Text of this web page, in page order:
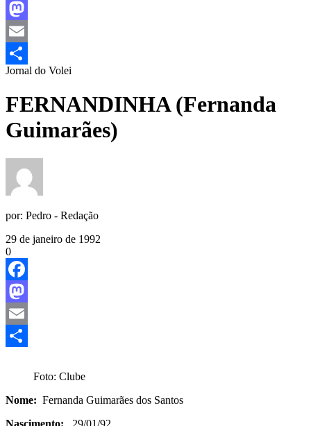
Facebook
Mastodon
Email
Share
Jornal do Volei
FERNANDINHA (Fernanda
Guimarães)
por: Pedro - Redação
29 de janeiro de 1992
0
Facebook
Mastodon
Email
Foto: Clube
Nome: Fernanda Guimarães dos Santos
Nascimento: 29/01/92